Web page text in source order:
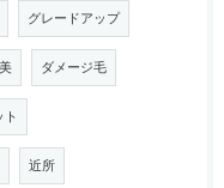
グレードアップ
ダメージ毛
ト
近所